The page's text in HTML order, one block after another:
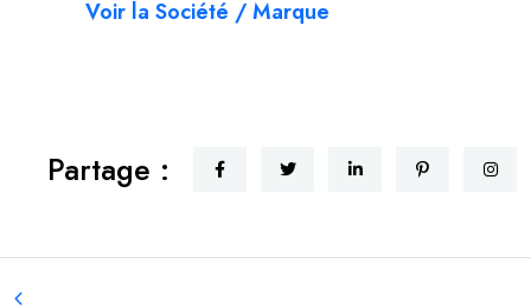
Voir la Société / Marque
Partage :